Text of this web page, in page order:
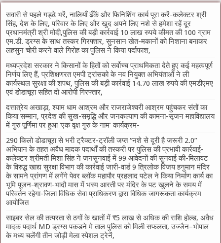
सवारी से पहले गड्ढे भरें, नालियाँ ढँकें और फिनिशिंग कार्य पूरा करें-कलेक्टर श्री
सिंह, देश के लिए, परिवार के लिए और खुद अपने लिए नशे से हमेशा रहें दूर
प्रधानमंत्री श्री मोदी,पुलिस की बड़ी कार्रवाई 10 लाख रुपये कीमत की 100 ग्राम
एम.डी. ड्रग्स के साथ तस्कर गिरफ्तार, सुनसान खेत-मकानों को निशाना बनाकर
लहसुन चोरी करने वाले गिरोह का पुलिस ने किया पर्दाफाश,
मध्यप्रदेश सरकार ने किसानों के हितों को सर्वोच्च प्राथमिकता देते हुए कई महत्वपूर्ण
निर्णय लिए हैं, प्रशिक्षणरत एमपी ट्रांसको के नव नियुक्त अभियंताओं ने ली
कार्यस्थल सुरक्षा की शपथ, पुलिस की बड़ी कार्रवाई 14.70 लाख रुपये की एमडीएमए
एवं डोडाचूरा सहित दो आरोपी गिरफ्तार,
दत्तात्रेय अखाड़ा, श्याम धाम आश्रम और राजराजेश्वरी आश्रम पहुंचकर संतों का
किया सम्मान, प्रदेश की सुख-समृद्धि और जनकल्याण की कामना-सृजन महाविद्यालय
में गुरु पूर्णिमा पर हुआ ‘एक वृक्ष गुरु के नाम’ कार्यक्रम-
290 किलो डोडाचूरा से भरी ट्रैक्टर-ट्रॉली जप्त “नशे से दूरी है जरूरी 2.0”
अभियान के तहत अवैध मादक पदार्थों की तस्करी पर पुलिस की प्रभावी कार्रवाई-
कलेक्टर श्रीमती मिशा सिंह ने जनसुनवाई में 99 आवेदनों की सुनवाई की-मिलावट
के विरुद्ध खाद्य सुरक्षा विभाग की कार्रवाई जारी-वार्ड 9 त्रिलोक विजय हनुमान मंदिर
के सामने प्रांगण में लगेंगे पेवर ब्लॉक महापौर प्रहलाद पटेल ने किया निर्माण कार्य का
भूमि पूजन-श्रावण-भादौ मास में भस्म आरती पर मंदिर के पट खुलने के समय में
परिवर्तन रहेगा-जिला विधिक सेवा प्राधिकरण द्वारा विधिक जागरूकता कार्यक्रम
आयोजित
साइबर सेल की तत्परता से ठगों के खातों में ₹5 लाख से अधिक की राशि होल्ड, अवैध
मादक पदार्थ MD ड्रग्स पकडने मे ताल पुलिस को मिली सफलता, उज्जैन–भोपाल
के मध्य चलेंगी तीन जोड़ी मेला स्पेशल ट्रेनें,